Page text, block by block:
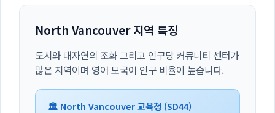
North Vancouver 지역 특징
도시와 대자연의 조화 그리고 인구당 커뮤니티 센터가
많은 지역이며 영어 모국어 인구 비율이 높습니다.
🏛️ North Vancouver 교육청 (SD44)